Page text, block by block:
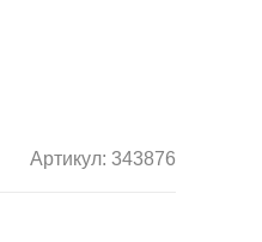
Артикул: 343876